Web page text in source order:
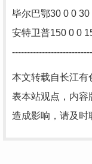
毕尔巴鄂30 0 0
安特卫普150 0 0
本文转载自长江有
表本站观点，内容
造成影响，请及时